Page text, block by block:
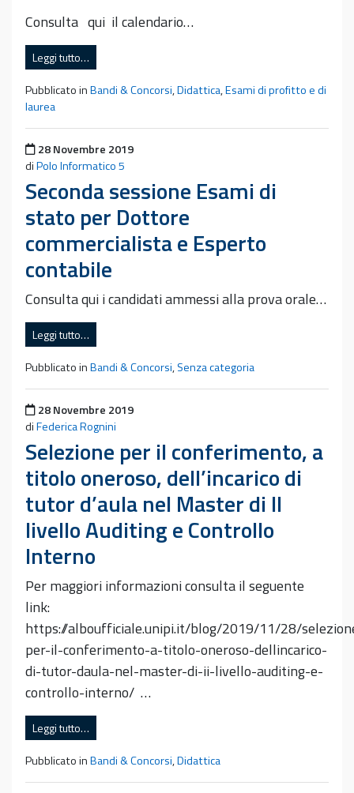
Consulta qui il calendario…
Leggi tutto…
Pubblicato inBandi & Concorsi,Didattica,Esami di profitto e di
laurea
Pubblicato il
28 Novembre 2019
diPolo Informatico 5
Seconda sessione Esami di
stato per Dottore
commercialista e Esperto
contabile
Consulta qui i candidati ammessi alla prova orale…
Leggi tutto…
Pubblicato inBandi & Concorsi,Senza categoria
Pubblicato il
28 Novembre 2019
diFederica Rognini
Selezione per il conferimento, a
titolo oneroso, dell’incarico di
tutor d’aula nel Master di II
livello Auditing e Controllo
Interno
Per maggiori informazioni consulta il seguente
link:
https://alboufficiale.unipi.it/blog/2019/11/28/
per-il-conferimento-a-titolo-oneroso-dellincarico-
di-tutor-daula-nel-master-di-ii-livello-auditing-e-
controllo-interno/ …
Leggi tutto…
Pubblicato inBandi & Concorsi,Didattica